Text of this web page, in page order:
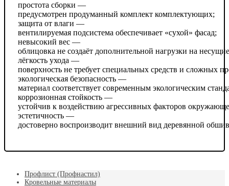
простота сборки —
предусмотрен продуманный комплект комплектующих;
защита от влаги —
вентилируемая подсистема обеспечивает «сухой» фасад;
невысокий вес —
облицовка не создаёт дополнительной нагрузки на
лёгкость ухода —
поверхность не требует специальных средств и сложных
экологическая безопасность —
материал соответствует современным экологическим
коррозионная стойкость —
устойчив к воздействию агрессивных факторов
эстетичность —
достоверно воспроизводит внешний вид деревянной
Профлист (Профнастил)
Кровельные материалы